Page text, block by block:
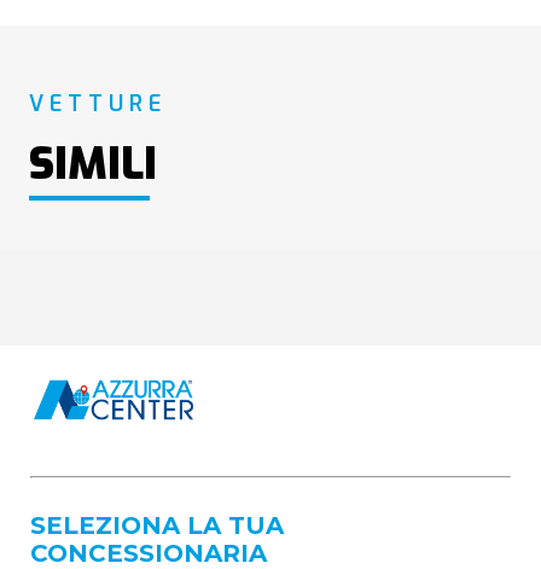
VETTURE
SIMILI
SELEZIONA LA TUA
CONCESSIONARIA